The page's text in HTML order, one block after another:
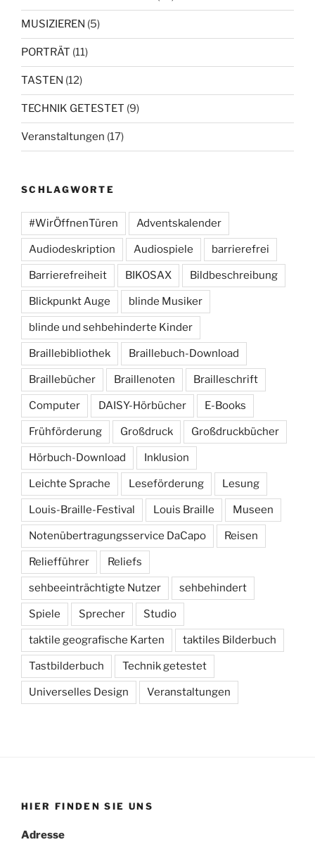
MUSIZIEREN (5)
PORTRÄT (11)
TASTEN (12)
TECHNIK GETESTET (9)
Veranstaltungen (17)
SCHLAGWORTE
#WirÖffnenTüren Adventskalender
Audiodeskription Audiospiele barrierefrei
Barrierefreiheit BIKOSAX Bildbeschreibung
Blickpunkt Auge blinde Musiker
blinde und sehbehinderte Kinder
Braillebibliothek Braillebuch-Download
Braillebücher Braillenoten Brailleschrift
Computer DAISY-Hörbücher E-Books
Frühförderung Großdruck Großdruckbücher
Hörbuch-Download Inklusion
Leichte Sprache Leseförderung Lesung
Louis-Braille-Festival Louis Braille Museen
Notenübertragungsservice DaCapo Reisen
Reliefführer Reliefs
sehbeeinträchtigte Nutzer sehbehindert
Spiele Sprecher Studio
taktile geografische Karten taktiles Bilderbuch
Tastbilderbuch Technik getestet
Universelles Design Veranstaltungen
HIER FINDEN SIE UNS
Adresse